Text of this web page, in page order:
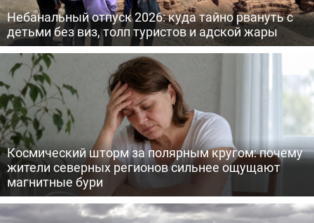
Небанальный отпуск 2026: куда тайно рвануть с
детьми без виз, толп туристов и адской жары
Космический шторм за полярным кругом: почему
жители северных регионов сильнее ощущают
магнитные бури